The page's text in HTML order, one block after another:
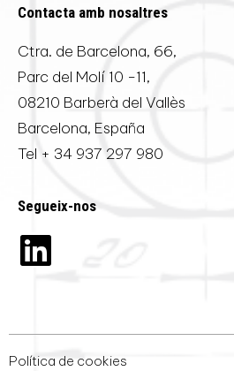
Contacta amb nosaltres
Ctra. de Barcelona, 66,
Parc del Molí 10 -11,
08210 Barberà del Vallès
Barcelona, España
Tel + 34 937 297 980
Segueix-nos
Política de cookies